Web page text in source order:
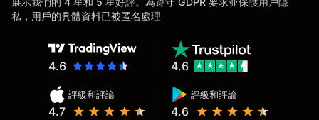
私，用戶的具體資料已被匿名處理
4.6
評級和評論
4.7
評級和評論
4.6
4.6